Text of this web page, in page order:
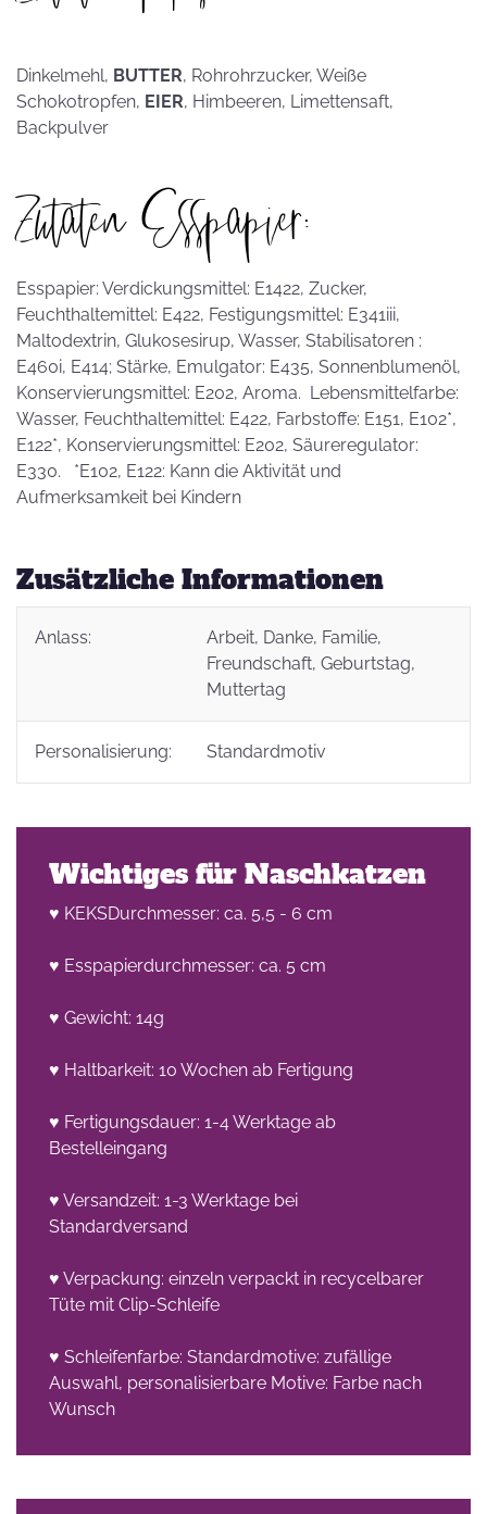
Dinkelmehl, BUTTER, Rohrohrzucker, Weiße
Schokotropfen, EIER, Himbeeren, Limettensaft,
Backpulver
Zutaten Esspapier:
Esspapier: Verdickungsmittel: E1422, Zucker,
Feuchthaltemittel: E422, Festigungsmittel: E341iii,
Maltodextrin, Glukosesirup, Wasser, Stabilisatoren :
E460i, E414; Stärke, Emulgator: E435, Sonnenblumenöl,
Konservierungsmittel: E202, Aroma. Lebensmittelfarbe:
Wasser, Feuchthaltemittel: E422, Farbstoffe: E151, E102*,
E122*, Konservierungsmittel: E202, Säureregulator:
E330. *E102, E122: Kann die Aktivität und
Aufmerksamkeit bei Kindern
Zusätzliche Informationen
Anlass: Arbeit, Danke, Familie,
Freundschaft, Geburtstag,
Muttertag
Personalisierung: Standardmotiv
Wichtiges für Naschkatzen
♥ KEKSDurchmesser: ca. 5,5 - 6 cm
♥ Esspapierdurchmesser: ca. 5 cm
♥ Gewicht: 14g
♥ Haltbarkeit: 10 Wochen ab Fertigung
♥ Fertigungsdauer: 1-4 Werktage ab
Bestelleingang
♥ Versandzeit: 1-3 Werktage bei
Standardversand
♥ Verpackung: einzeln verpackt in recycelbarer
Tüte mit Clip-Schleife
♥ Schleifenfarbe: Standardmotive: zufällige
Auswahl, personalisierbare Motive: Farbe nach
Wunsch